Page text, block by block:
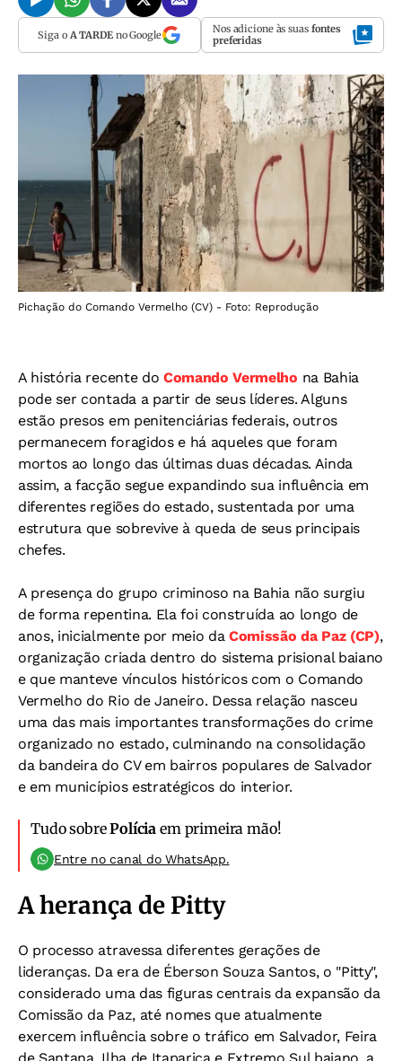
Siga o A TARDEno Google Nos adicione às suas fontes
preferidas
Pichação do Comando Vermelho (CV) - Foto: Reprodução
A história recente do Comando Vermelho na Bahia
pode ser contada a partir de seus líderes. Alguns
estão presos em penitenciárias federais, outros
permanecem foragidos e há aqueles que foram
mortos ao longo das últimas duas décadas. Ainda
assim, a facção segue expandindo sua influência em
diferentes regiões do estado, sustentada por uma
estrutura que sobrevive à queda de seus principais
chefes.
A presença do grupo criminoso na Bahia não surgiu
de forma repentina. Ela foi construída ao longo de
anos, inicialmente por meio daComissão da Paz (CP),
organização criada dentro do sistema prisional baiano
e que manteve vínculos históricos com o Comando
Vermelho do Rio de Janeiro. Dessa relação nasceu
uma das mais importantes transformações do crime
organizado no estado, culminando na consolidação
da bandeira do CV em bairros populares de Salvador
e em municípios estratégicos do interior.
Tudo sobrePolícia em primeira mão!
Entre no canal do WhatsApp.
A herança de Pitty
O processo atravessa diferentes gerações de
lideranças. Da era de Éberson Souza Santos, o "Pitty",
considerado uma das figuras centrais da expansão da
Comissão da Paz, até nomes que atualmente
exercem influência sobre o tráfico em Salvador, Feira
de Santana, Ilha de Itaparica e Extremo Sul baiano, a